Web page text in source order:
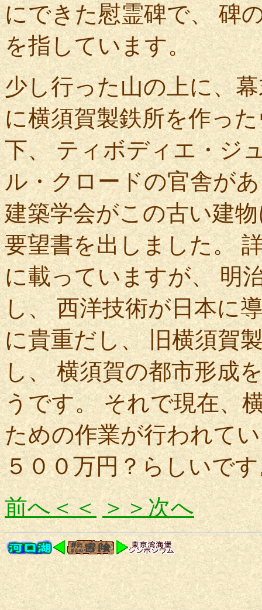
にできた慰霊碑で、 碑
を指しています。
少し行った山の上に、
に横須賀製鉄所を作っ
下、 ティボディエ・ジ
ル・クロードの官舎が
建築学会がこの古い建
要望書を出しました。
に載っていますが、 明
し、 西洋技術が日本に
に貴重だし、 旧横須賀
し、 横須賀の都市形成
うです。 それで現在、
ための作業が行われて
５００万円？らしいで
前へ＜＜ ＞＞次へ